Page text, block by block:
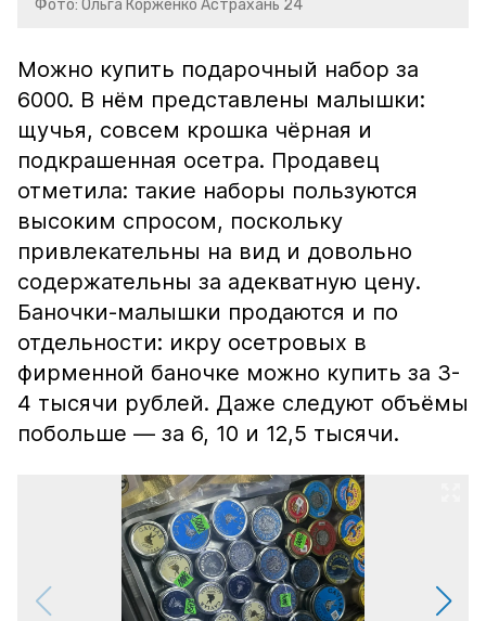
Фото: Ольга Корженко Астрахань 24
Можно купить подарочный набор за
6000. В нём представлены малышки:
щучья, совсем крошка чёрная и
подкрашенная осетра. Продавец
отметила: такие наборы пользуются
высоким спросом, поскольку
привлекательны на вид и довольно
содержательны за адекватную цену.
Баночки-малышки продаются и по
отдельности: икру осетровых в
фирменной баночке можно купить за 3-
4 тысячи рублей. Даже следуют объёмы
побольше — за 6, 10 и 12,5 тысячи.